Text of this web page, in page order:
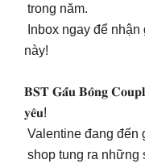
trong năm.
Inbox ngay để
này!
𝐁𝐒𝐓 𝐆𝐚̂́𝐮 𝐁𝐨̂𝐧𝐠
𝐲𝐞̂𝐮!
Valentine đang đến
shop tung ra những